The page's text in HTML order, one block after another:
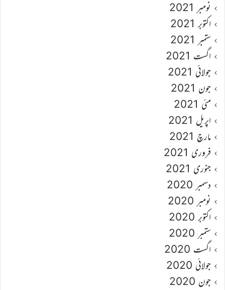
نومبر 2021
اکتوبر 2021
ستمبر 2021
اگست 2021
جولائی 2021
جون 2021
مئی 2021
اپریل 2021
مارچ 2021
فروری 2021
جنوری 2021
دسمبر 2020
نومبر 2020
اکتوبر 2020
ستمبر 2020
اگست 2020
جولائی 2020
جون 2020